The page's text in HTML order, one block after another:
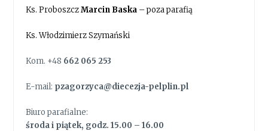
Ks. ProboszczMarcin Baska – poza parafią
Ks. Włodzimierz Szymański
Kom. +48 662 065 253
E-mail: pzagorzyca@diecezja-pelplin.pl
Biuro parafialne:
środa i piątek, godz. 15.00 – 16.00